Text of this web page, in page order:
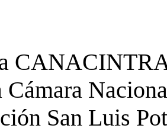
Cámara
San Luis